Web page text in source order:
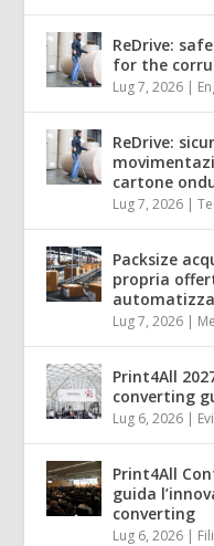
ReDrive:
for the
Lug 7, 2026 |
ReDrive:
cartone
Lug 7, 2026 |
Packsize
propria
Lug 7, 2026 |
Print4All
converting
Lug 6, 2026 |
Print4All
guida
converting
Lug 6, 2026 |